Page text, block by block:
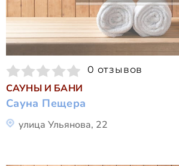
0 отзывов
САУНЫ И БАНИ
Сауна Пещера
улица Ульянова, 22